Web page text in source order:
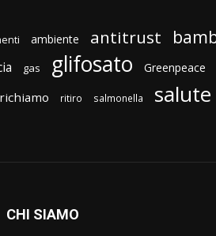
ambiente antitrust
gas glifosato Greenpeace
richiamo ritiro salmonella salute
CHI SIAMO